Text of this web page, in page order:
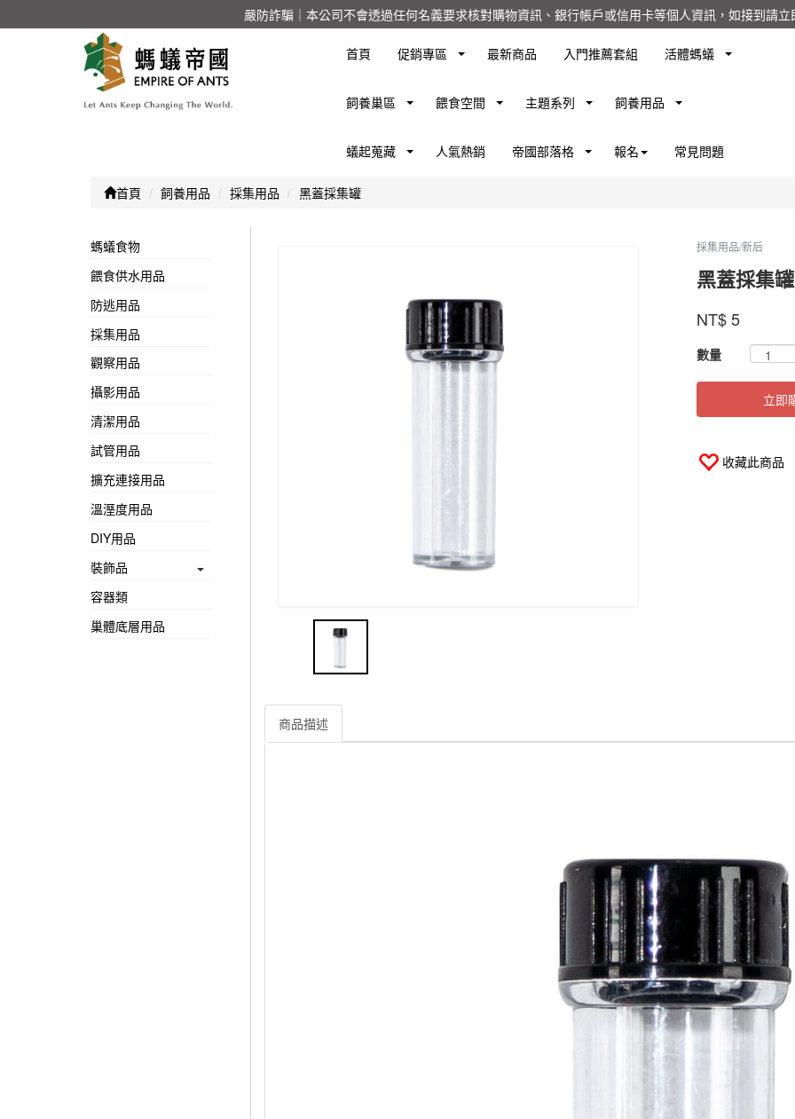
嚴防詐騙｜本公司不會透過任何名義要求核對購物資訊、銀行帳戶或信用卡等個人資訊，如接到請
首頁 促銷專區 最新商品 入門推薦套組 活體螞蟻
飼養巢區 餵食空間 主題系列 飼養用品
蟻起蒐藏 人氣熱銷 帝國部落格 報名 常見問題
首頁 飼養用品 採集用品 黑蓋採集罐
螞蟻食物
餵食供水用品
防逃用品
採集用品
觀察用品
攝影用品
清潔用品
試管用品
擴充連接用品
溫溼度用品
DIY用品
裝飾品
容器類
巢體底層用品
採集用品/新后
黑蓋採集罐
商品代號
品牌
螞
NT$5
數量
立即
收藏此商品
商品描述